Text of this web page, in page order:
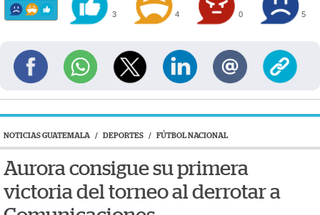
3 4 0 5
NOTICIAS GUATEMALA / DEPORTES / FÚTBOL NACIONAL
Aurora consigue su primera
victoria del torneo al derrotar a